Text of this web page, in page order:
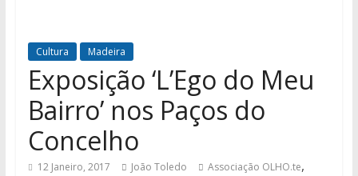
Cultura Madeira
Exposição ‘L’Ego do Meu
Bairro’ nos Paços do
Concelho
12 Janeiro, 2017 João Toledo Associação OLHO.te,